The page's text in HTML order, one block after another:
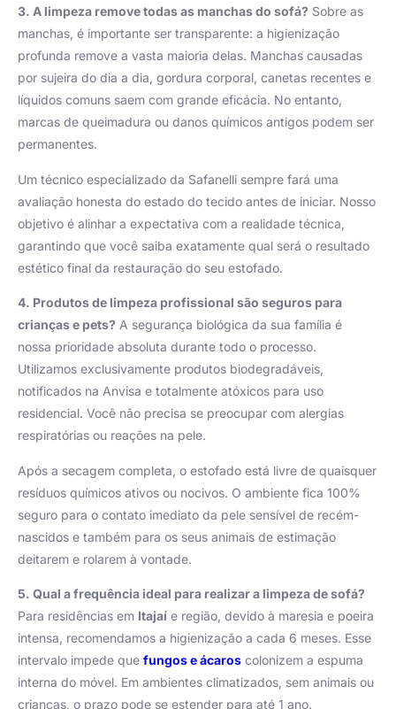
3. A limpeza remove todas as manchas do sofá? Sobre as
manchas, é importante ser transparente: a higienização
profunda remove a vasta maioria delas. Manchas causadas
por sujeira do dia a dia, gordura corporal, canetas recentes e
líquidos comuns saem com grande eficácia. No entanto,
marcas de queimadura ou danos químicos antigos podem ser
permanentes.
Um técnico especializado da Safanelli sempre fará uma
avaliação honesta do estado do tecido antes de iniciar. Nosso
objetivo é alinhar a expectativa com a realidade técnica,
garantindo que você saiba exatamente qual será o resultado
estético final da restauração do seu estofado.
4. Produtos de limpeza profissional são seguros para
crianças e pets? A segurança biológica da sua família é
nossa prioridade absoluta durante todo o processo.
Utilizamos exclusivamente produtos biodegradáveis,
notificados na Anvisa e totalmente atóxicos para uso
residencial. Você não precisa se preocupar com alergias
respiratórias ou reações na pele.
Após a secagem completa, o estofado está livre de quaisquer
resíduos químicos ativos ou nocivos. O ambiente fica 100%
seguro para o contato imediato da pele sensível de recém-
nascidos e também para os seus animais de estimação
deitarem e rolarem à vontade.
5. Qual a frequência ideal para realizar a limpeza de sofá?
Para residências em Itajaí e região, devido à maresia e poeira
intensa, recomendamos a higienização a cada 6 meses. Esse
intervalo impede que fungos e ácaros colonizem a espuma
interna do móvel. Em ambientes climatizados, sem animais ou
crianças, o prazo pode se estender para até 1 ano.